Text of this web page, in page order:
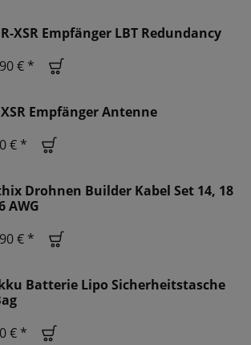
XSR Empfänger LBT Redundancy
€ *
Empfänger Antenne
€ *
Drohnen Builder Kabel Set 14, 18
AWG
€ *
Batterie Lipo Sicherheitstasche
€ *